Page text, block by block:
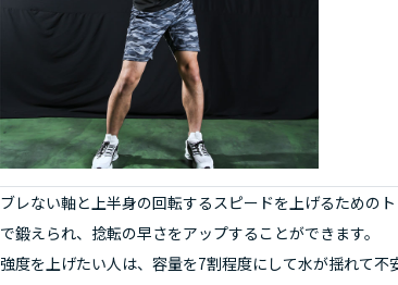
ブレない軸と上半身の回転するスピードを上げるための
で鍛えられ、捻転の早さをアップすることができます。
強度を上げたい人は、容量を7割程度にして水が揺れて不